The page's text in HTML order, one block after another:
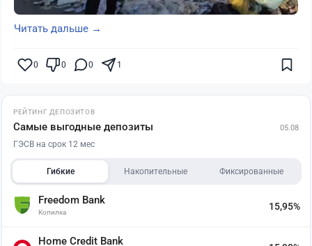
Читать дальше →
0 0 0 1
РЕЙТИНГ ДЕПОЗИТОВ
Самые выгодные депозиты 05.08
ГЭСВ на срок 12 мес
Гибкие Накопительные Фиксированные
Freedom Bank
Копилка
15,95%
Home Credit Bank